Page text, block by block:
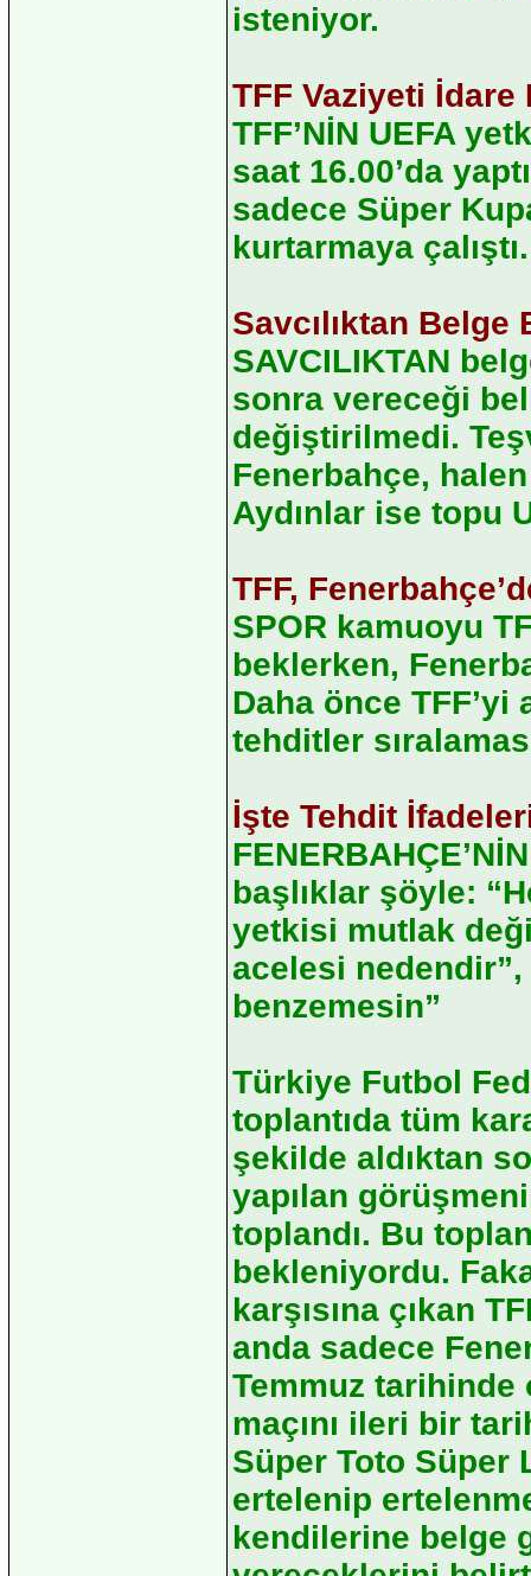
isteniyor.
TFF Vaziyeti İdare
TFF’NİN UEFA
saat 16.00’da
sadece Süper
kurtarmaya çalıştı.
Savcılıktan Belge
SAVCILIKTAN
sonra vereceği
değiştirilmedi.
Fenerbahçe,
Aydınlar ise topu
TFF,
SPOR kamuoyu
beklerken,
Daha önce TFF’yi
tehditler
İşte Tehdit
başlıklar şöyle:
yetkisi mutlak
acelesi
benzemesin”
Türkiye Futbol
toplantıda tüm
şekilde aldıktan
yapılan
toplandı. Bu
bekleniyordu.
karşısına çıkan
anda sadece
Temmuz tarihinde
maçını ileri bir
Süper Toto Süper
ertelenip
kendilerine belge